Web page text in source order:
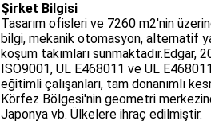
Şirket Bilgisi
Tasarım ofisleri ve 7260 m2'nin
bilgi, mekanik otomasyon, alternatif
koşum takımları sunmaktadır.Edgar,
ISO9001, UL E468011 ve UL
eğitimli çalışanları, tam donanımlı
Körfez Bölgesi'nin geometri
Japonya vb. Ülkelere ihraç edilmiştir.